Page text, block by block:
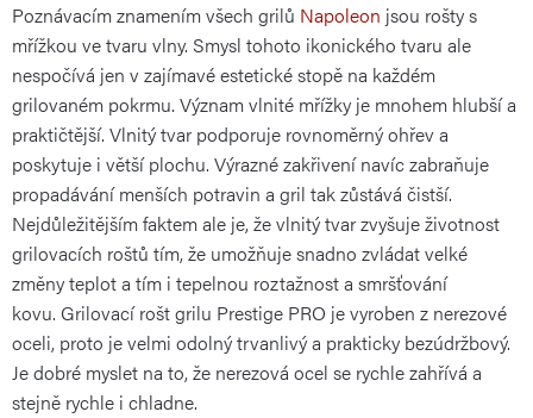
Poznávacím znamením všech grilů Napoleon jsou rošty s
mřížkou ve tvaru vlny. Smysl tohoto ikonického tvaru ale
nespočívá jen v zajímavé estetické stopě na každém
grilovaném pokrmu. Význam vlnité mřížky je mnohem hlubší a
praktičtější. Vlnitý tvar podporuje rovnoměrný ohřev a
poskytuje i větší plochu. Výrazné zakřivení navíc zabraňuje
propadávání menších potravin a gril tak zůstává čistší.
Nejdůležitějším faktem ale je, že vlnitý tvar zvyšuje životnost
grilovacích roštů tím, že umožňuje snadno zvládat velké
změny teplot a tím i tepelnou roztažnost a smršťování
kovu. Grilovací rošt grilu Prestige PRO je vyroben z nerezové
oceli, proto je velmi odolný trvanlivý a prakticky bezúdržbový.
Je dobré myslet na to, že nerezová ocel se rychle zahřívá a
stejně rychle i chladne.